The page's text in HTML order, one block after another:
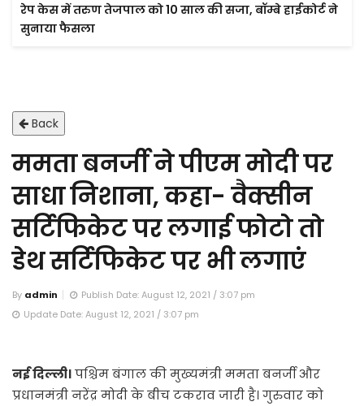
रेप केस में तरुण तेजपाल को 10 साल की सजा, बॉम्बे हाईकोर्ट ने
सुनाया फैसला
Back
ममता बनर्जी ने पीएम मोदी पर
साधा निशाना, कहा- वैक्सीन
सर्टिफिकेट पर लगाई फोटो तो
डेथ सर्टिफिकेट पर भी लगाएं
By admin
Publish Date: August 12, 2021 / 3:07 pm
Update Date: August 12, 2021 / 3:07 pm
नई दिल्ली।पश्चिम बंगाल की मुख्यमंत्री ममता बनर्जी और
प्रधानमंत्री नरेंद्र मोदी के बीच टकराव जारी है। गुरुवार को